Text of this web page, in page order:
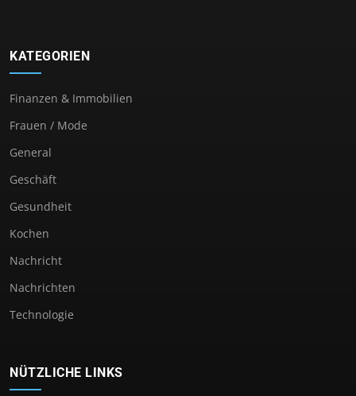
KATEGORIEN
Finanzen & Immobilien
Frauen / Mode
General
Geschäft
Gesundheit
Kochen
Nachricht
Nachrichten
Technologie
NÜTZLICHE LINKS